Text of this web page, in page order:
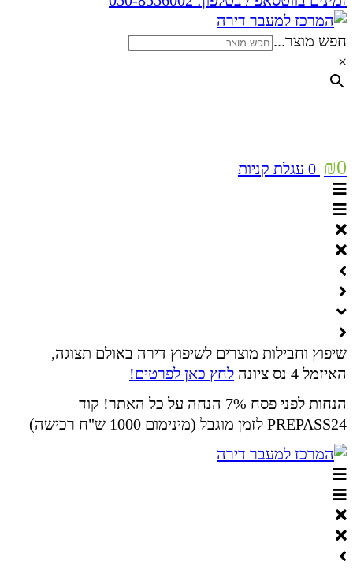
חפש מוצר...
×
₪0
0 עגלת קניות
שיפוץ וחבילות מוצרים לשיפוץ דירה באולם תצוגה,
האיזמל 4 נס ציונה
לחץ כאן לפרטים!
הנחות לפני פסח 7% הנחה על כל האתר! קוד
PREPASS24 לזמן מוגבל (מינימום 1000 ש"ח רכישה)